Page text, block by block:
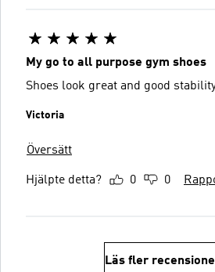
My go to all purpose gym shoes
Shoes look great and good
Victoria
Översätt
Hjälpte detta? 0 0
Läs fler